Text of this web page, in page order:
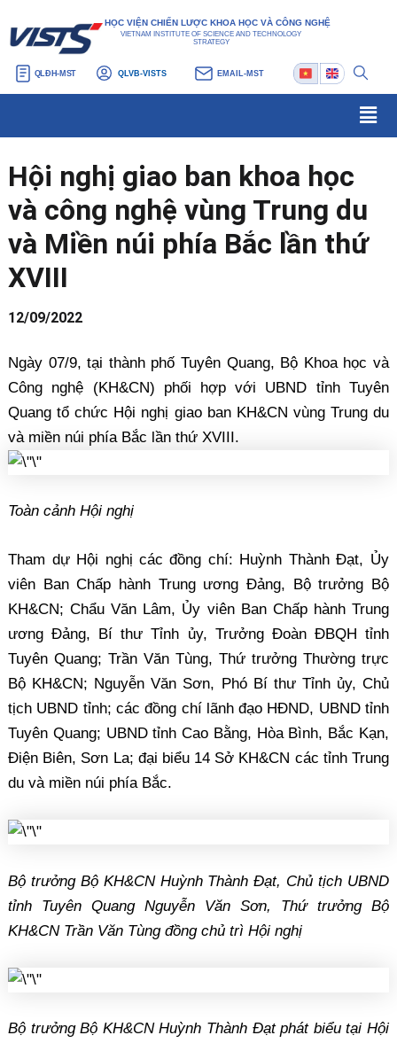
tới
nội
dung
HỌC VIỆN CHIẾN LƯỢC KHOA HỌC VÀ CÔNG NGHỆ
VIETNAM INSTITUTE OF SCIENCE AND TECHNOLOGY
STRATEGY
QLĐH-MST QLVB-VISTS EMAIL-MST
Hội nghị giao ban khoa học
và công nghệ vùng Trung du
và Miền núi phía Bắc lần thứ
XVIII
12/09/2022
Ngày 07/9, tại thành phố Tuyên Quang, Bộ Khoa học và
Công nghệ (KH&CN) phối hợp với UBND tỉnh Tuyên
Quang tổ chức Hội nghị giao ban KH&CN vùng Trung du
và miền núi phía Bắc lần thứ XVIII.
Toàn cảnh Hội nghị
Tham dự Hội nghị các đồng chí: Huỳnh Thành Đạt, Ủy
viên Ban Chấp hành Trung ương Đảng, Bộ trưởng Bộ
KH&CN; Chẩu Văn Lâm, Ủy viên Ban Chấp hành Trung
ương Đảng, Bí thư Tỉnh ủy, Trưởng Đoàn ĐBQH tỉnh
Tuyên Quang; Trần Văn Tùng, Thứ trưởng Thường trực
Bộ KH&CN; Nguyễn Văn Sơn, Phó Bí thư Tỉnh ủy, Chủ
tịch UBND tỉnh; các đồng chí lãnh đạo HĐND, UBND tỉnh
Tuyên Quang; UBND tỉnh Cao Bằng, Hòa Bình, Bắc Kạn,
Điện Biên, Sơn La; đại biểu 14 Sở KH&CN các tỉnh Trung
du và miền núi phía Bắc.
Bộ trưởng Bộ KH&CN Huỳnh Thành Đạt, Chủ tịch UBND
tỉnh Tuyên Quang Nguyễn Văn Sơn, Thứ trưởng Bộ
KH&CN Trần Văn Tùng đồng chủ trì Hội nghị
Bộ trưởng Bộ KH&CN Huỳnh Thành Đạt phát biểu tại Hội
hướng
bài
viết